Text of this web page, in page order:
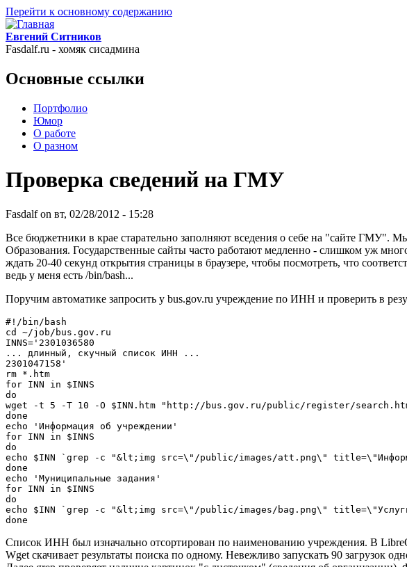
Перейти к основному содержанию
Евгений Ситников
Fasdalf.ru - хомяк сисадмина
Основные ссылки
Портфолио
Юмор
О работе
О разном
Проверка сведений на ГМУ
Fasdalfon вт, 02/28/2012 - 15:28
Все бюджетники в крае старательно заполняют вседения о себе на "сайте ГМУ".
Образования. Государственные сайты часто работают медленно - слишком уж
ждать 20-40 секунд открытия страницы в браузере, чтобы посмотреть, что
ведь у меня есть /bin/bash...
Поручим автоматике запросить у bus.gov.ru учреждение по ИНН и проверить в
#!/bin/bash
cd ~/job/bus.gov.ru
INNS='2301036580
... длинный, скучный список ИНН ...
2301047158'
rm *.htm
for INN in $INNS
do
wget -t 5 -T 10 -O $INN.htm "http://bus.gov.ru/public/register/
done
echo 'Информация об учреждении'
for INN in $INNS
do
echo $INN `grep -c "&lt;img src=\"/public/images/att.png\"
done
echo 'Муниципальные задания'
for INN in $INNS
do
echo $INN `grep -c "&lt;img src=\"/public/images/bag.png\"
done
Cписок ИНН был изначально отсортирован по наименованию учреждения. В
Wget скачивает результаты поиска по одному. Невежливо запускать 90 загрузок